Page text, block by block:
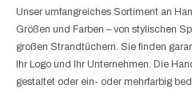
Unser umfangreiches Sortiment an
Größen und Farben – von stylischen
großen Strandtüchern. Sie finden
Ihr Logo und Ihr Unternehmen. Die
gestaltet oder ein- oder mehrfarbig